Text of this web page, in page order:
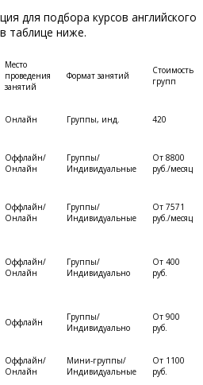
для подбора курсов английского
таблице ниже.
Место
проведения
занятий
Формат занятий
Стоимость
групп
Онлайн Группы, инд. 420
Оффлайн/
Онлайн
Группы/
Индивидуальные
От 8800
руб./месяц
Оффлайн/
Онлайн
Группы/
Индивидуальные
От 7571
руб./месяц
Оффлайн/
Онлайн
Группы/
Индивидуально
От 400
руб.
Оффлайн
Группы/
Индивидуально
От 900
руб.
Оффлайн/
Онлайн
Мини-группы/
Индивидуальные
От 1100
руб.